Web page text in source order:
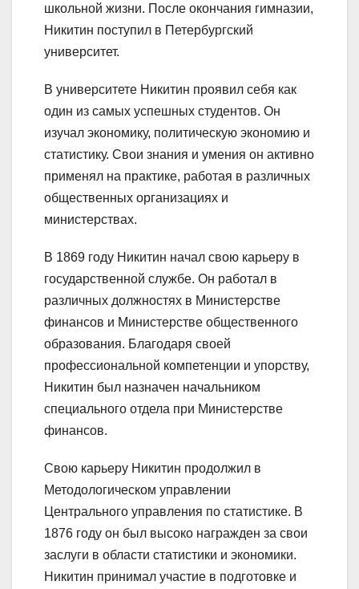
школьной жизни. После окончания гимназии,
Никитин поступил в Петербургский
университет.
В университете Никитин проявил себя как
один из самых успешных студентов. Он
изучал экономику, политическую экономию и
статистику. Свои знания и умения он активно
применял на практике, работая в различных
общественных организациях и
министерствах.
В 1869 году Никитин начал свою карьеру в
государственной службе. Он работал в
различных должностях в Министерстве
финансов и Министерстве общественного
образования. Благодаря своей
профессиональной компетенции и упорству,
Никитин был назначен начальником
специального отдела при Министерстве
финансов.
Свою карьеру Никитин продолжил в
Методологическом управлении
Центрального управления по статистике. В
1876 году он был высоко награжден за свои
заслуги в области статистики и экономики.
Никитин принимал участие в подготовке и